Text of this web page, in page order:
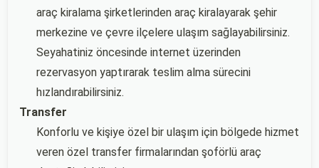
araç kiralama şirketlerinden araç kiralayarak şehir
merkezine ve çevre ilçelere ulaşım sağlayabilirsiniz.
Seyahatiniz öncesinde internet üzerinden
rezervasyon yaptırarak teslim alma sürecini
hızlandırabilirsiniz.
Transfer
Konforlu ve kişiye özel bir ulaşım için bölgede hizmet
veren özel transfer firmalarından şoförlü araç